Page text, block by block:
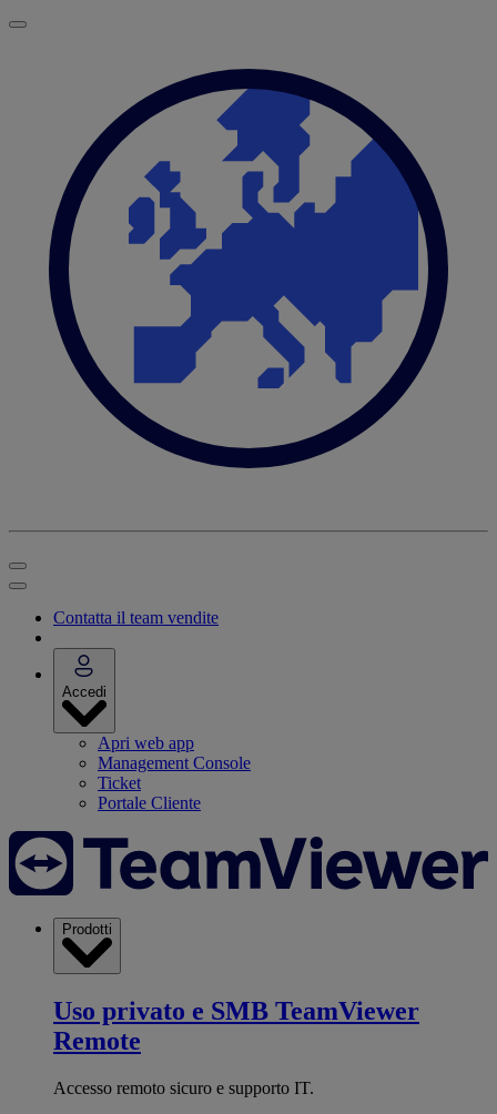
Contatta il team vendite
Accedi
Apri web app
Management Console
Ticket
Portale Cliente
Prodotti
Uso privato e SMB TeamViewer
Remote
Accesso remoto sicuro e supporto IT.